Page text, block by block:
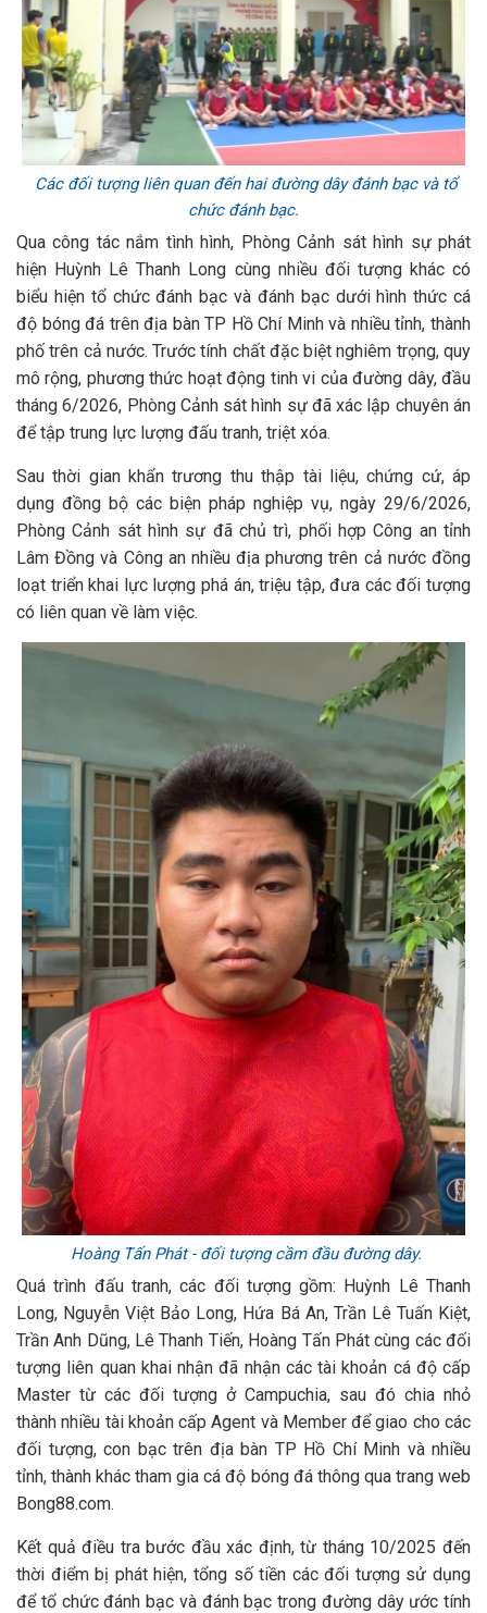
Các đối tượng liên quan đến hai đường dây đánh bạc và tổ
chức đánh bạc.
Qua công tác nắm tình hình, Phòng Cảnh sát hình sự phát
hiện Huỳnh Lê Thanh Long cùng nhiều đối tượng khác có
biểu hiện tổ chức đánh bạc và đánh bạc dưới hình thức cá
độ bóng đá trên địa bàn TP Hồ Chí Minh và nhiều tỉnh, thành
phố trên cả nước. Trước tính chất đặc biệt nghiêm trọng, quy
mô rộng, phương thức hoạt động tinh vi của đường dây, đầu
tháng 6/2026, Phòng Cảnh sát hình sự đã xác lập chuyên án
để tập trung lực lượng đấu tranh, triệt xóa.
Sau thời gian khẩn trương thu thập tài liệu, chứng cứ, áp
dụng đồng bộ các biện pháp nghiệp vụ, ngày 29/6/2026,
Phòng Cảnh sát hình sự đã chủ trì, phối hợp Công an tỉnh
Lâm Đồng và Công an nhiều địa phương trên cả nước đồng
loạt triển khai lực lượng phá án, triệu tập, đưa các đối tượng
có liên quan về làm việc.
Hoàng Tấn Phát - đối tượng cầm đầu đường dây.
Quá trình đấu tranh, các đối tượng gồm: Huỳnh Lê Thanh
Long, Nguyễn Việt Bảo Long, Hứa Bá An, Trần Lê Tuấn Kiệt,
Trần Anh Dũng, Lê Thanh Tiến, Hoàng Tấn Phát cùng các đối
tượng liên quan khai nhận đã nhận các tài khoản cá độ cấp
Master từ các đối tượng ở Campuchia, sau đó chia nhỏ
thành nhiều tài khoản cấp Agent và Member để giao cho các
đối tượng, con bạc trên địa bàn TP Hồ Chí Minh và nhiều
tỉnh, thành khác tham gia cá độ bóng đá thông qua trang web
Bong88.com.
Kết quả điều tra bước đầu xác định, từ tháng 10/2025 đến
thời điểm bị phát hiện, tổng số tiền các đối tượng sử dụng
để tổ chức đánh bạc và đánh bạc trong đường dây ước tính